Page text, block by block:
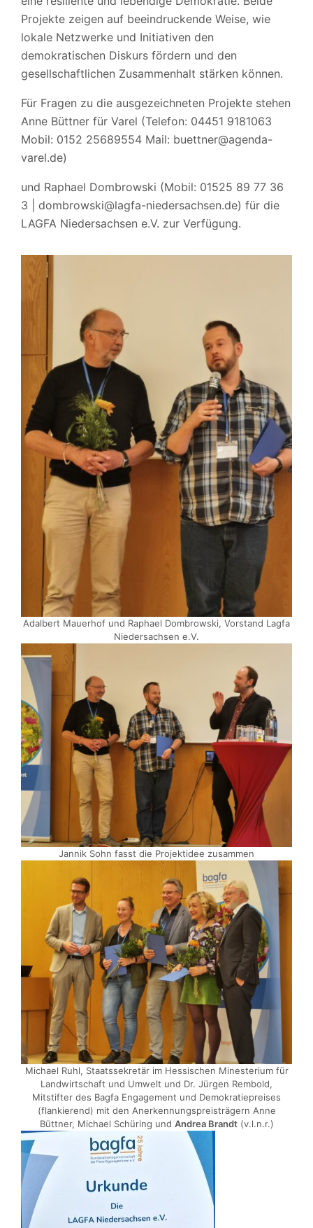
Projekte zeigen auf beeindruckende Weise, wie
lokale Netzwerke und Initiativen den
demokratischen Diskurs fördern und den
gesellschaftlichen Zusammenhalt stärken können.
Für Fragen zu die ausgezeichneten Projekte stehen
Anne Büttner für Varel (Telefon: 04451 9181063
Mobil: 0152 25689554 Mail: buettner@agenda-
varel.de)
und Raphael Dombrowski (Mobil: 01525 89 77 36
3 | dombrowski@lagfa-niedersachsen.de) für die
LAGFA Niedersachsen e.V. zur Verfügung.
Adalbert Mauerhof und Raphael Dombrowski, Vorstand Lagfa
Niedersachsen e.V.
Jannik Sohn fasst die Projektidee zusammen
Michael Ruhl, Staatssekretär im Hessischen Minesterium für
Landwirtschaft und Umwelt und Dr. Jürgen Rembold,
Mitstifter des Bagfa Engagement und Demokratiepreises
(flankierend) mit den Anerkennungspreisträgern Anne
Büttner, Michael Schüring und Andrea Brandt(v.l.n.r.)